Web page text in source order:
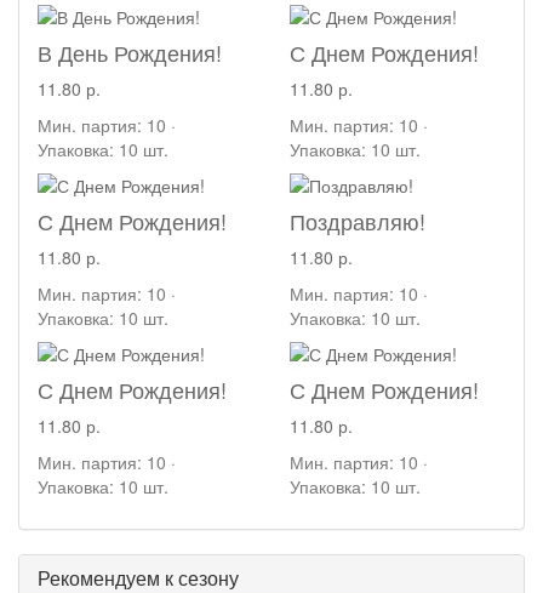
В День Рождения!
11.80 р.
Мин. партия: 10 ·
Упаковка: 10 шт.
С Днем Рождения!
11.80 р.
Мин. партия: 10 ·
Упаковка: 10 шт.
С Днем Рождения!
11.80 р.
Мин. партия: 10 ·
Упаковка: 10 шт.
Поздравляю!
11.80 р.
Мин. партия: 10 ·
Упаковка: 10 шт.
С Днем Рождения!
11.80 р.
Мин. партия: 10 ·
Упаковка: 10 шт.
С Днем Рождения!
11.80 р.
Мин. партия: 10 ·
Упаковка: 10 шт.
Рекомендуем к сезону